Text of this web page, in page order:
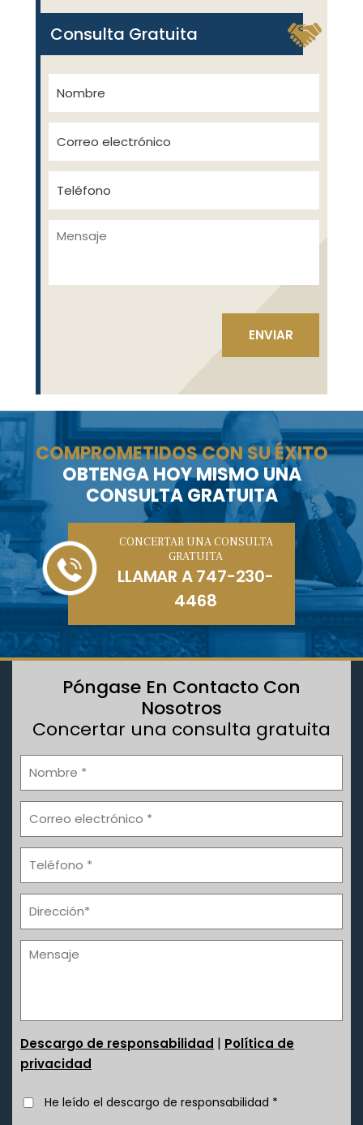
Consulta Gratuita
COMPROMETIDOS CON SU ÉXITO
OBTENGA HOY MISMO UNA
CONSULTA GRATUITA
CONCERTAR UNA CONSULTA
GRATUITA
LLAMAR A747-230-
4468
Póngase En Contacto Con
Nosotros
Concertar una consulta gratuita
Descargo de responsabilidad | Política de
privacidad
He leído el descargo de responsabilidad *